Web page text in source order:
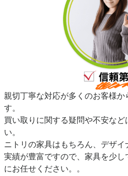
親切丁寧な対応が多くのお客様か
す。
買い取りに関する疑問や不安な
い。
ニトリの家具はもちろん、デザ
実績が豊富ですので、家具を少
にお任せください。。